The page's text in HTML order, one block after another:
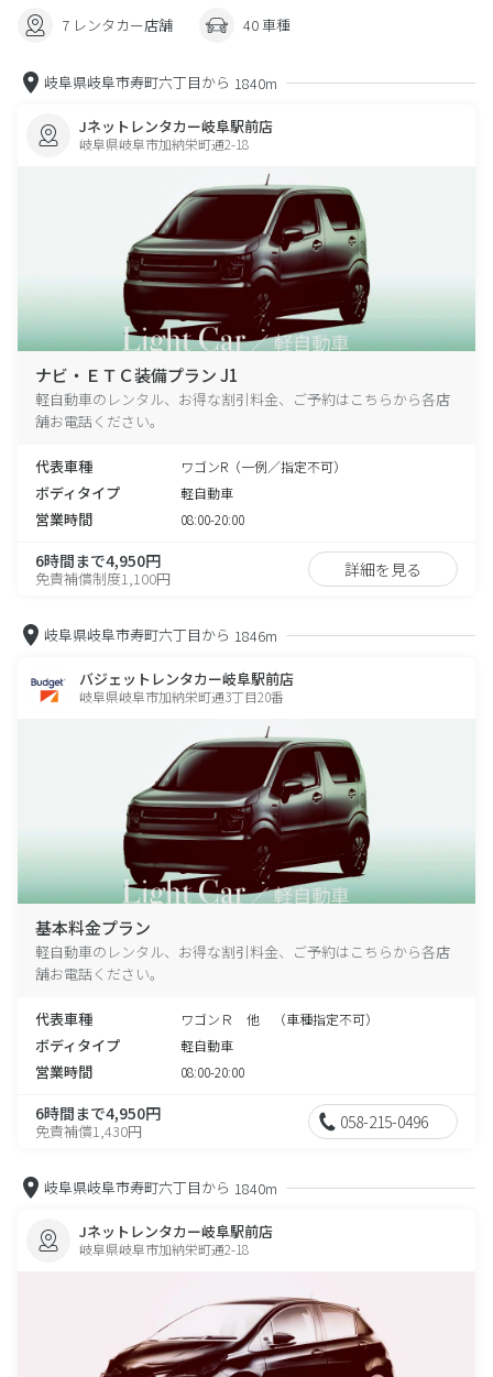
7 レンタカー店舗 40 車種
岐阜県岐阜市寿町六丁目から 1840m
Jネットレンタカー岐阜駅前店
岐阜県岐阜市加納栄町通2-18
ナビ・ＥＴＣ装備プラン J1
軽自動車のレンタル、お得な割引料金、ご予約はこちらから各店
舗お電話ください。
代表車種 ワゴンR（一例／指定不可）
ボディタイプ 軽自動車
営業時間 08:00-20:00
6時間まで4,950円
免責補償制度1,100円 詳細を見る
岐阜県岐阜市寿町六丁目から 1846m
バジェットレンタカー岐阜駅前店
岐阜県岐阜市加納栄町通3丁目20番
基本料金プラン
軽自動車のレンタル、お得な割引料金、ご予約はこちらから各店
舗お電話ください。
代表車種 ワゴンＲ 他 （車種指定不可）
ボディタイプ 軽自動車
営業時間 08:00-20:00
6時間まで4,950円
免責補償1,430円 058-215-0496
岐阜県岐阜市寿町六丁目から 1840m
Jネットレンタカー岐阜駅前店
岐阜県岐阜市加納栄町通2-18